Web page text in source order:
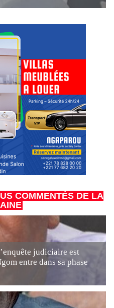
COMMENTÉS DE LA
judiciaire est
entre dans sa phase